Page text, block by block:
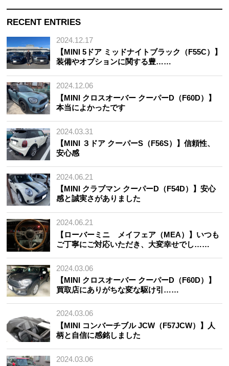
RECENT ENTRIES
2024.12.17
【MINI 5ドア ミッドナイトブラック（F55C）】
装備やオプションに関する豊……
2024.12.06
【MINI クロスオーバー クーパーD（F60D）】
本当によかったです
2024.03.31
【MINI ３ドア クーパーS（F56S）】信頼性、
安心感
2024.06.21
【MINI クラブマン クーパーD（F54D）】安心
感と誠実さがありました
2024.06.21
【ローバーミニ メイフェア（MEA）】いつも
ご丁寧にご対応いただき、大変幸せでし……
2024.03.06
【MINI クロスオーバー クーパーD（F60D）】
買取店にありがちな変な駆け引……
2024.03.06
【MINI コンバーチブル JCW（F57JCW）】人
柄と自信に感銘しました
2024.03.06